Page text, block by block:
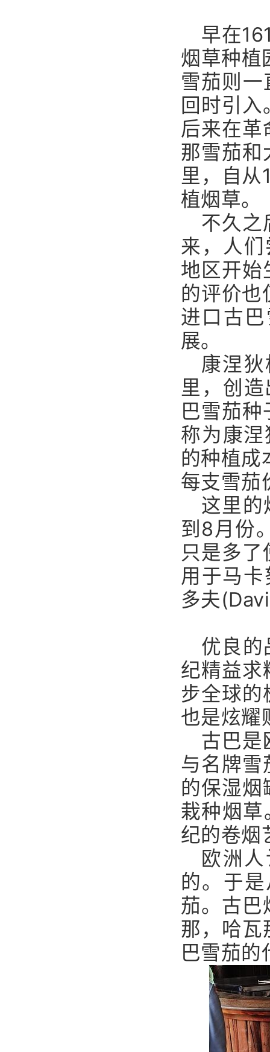
早在
烟草种植
雪茄则
回时引
后来在革
那雪茄和
里，自从
植烟草。
不久之
来，人
地区开始
的评价也
进口古
展。
康涅
里，创
巴雪茄
称为康
的种植成
每支雪茄
这里
到8月份
只是多
用于马
多夫
优良
纪精益求
步全球的
也是炫耀
古巴是
与名牌雪
的保湿烟
栽种烟
纪的卷烟
欧洲
的。于
茄。古巴
那，哈瓦
巴雪茄的